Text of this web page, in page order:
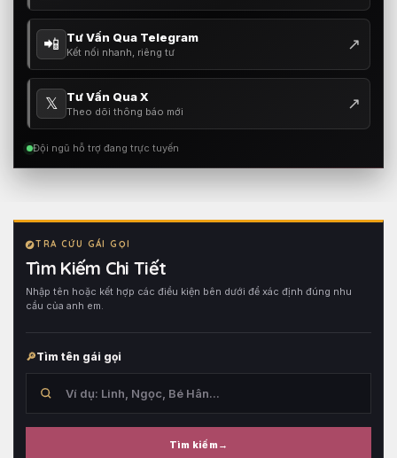
📲 Tư Vấn Qua Telegram
Kết nối nhanh, riêng tư ↗
𝕏 Tư Vấn Qua X
Theo dõi thông báo mới ↗
Đội ngũ hỗ trợ đang trực tuyến
TRA CỨU GÁI GỌI
Tìm Kiếm Chi Tiết
Nhập tên hoặc kết hợp các điều kiện bên dưới để xác định đúng nhu
cầu của anh em.
Tìm tên gái gọi
Tìm kiếm